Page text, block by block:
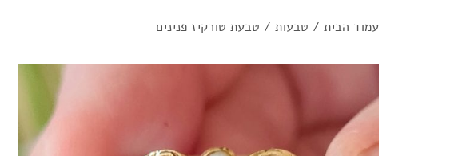
עמוד הבית / טבעות / טבעת טורקיז פנינים